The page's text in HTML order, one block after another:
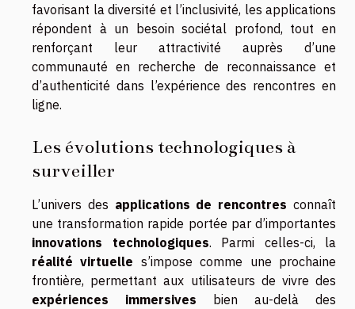
favorisant la diversité et l’inclusivité, les applications
répondent à un besoin sociétal profond, tout en
renforçant leur attractivité auprès d’une
communauté en recherche de reconnaissance et
d’authenticité dans l’expérience des rencontres en
ligne.
Les évolutions technologiques à
surveiller
L’univers des applications de rencontres connaît
une transformation rapide portée par d’importantes
innovations technologiques. Parmi celles-ci, la
réalité virtuelle s’impose comme une prochaine
frontière, permettant aux utilisateurs de vivre des
expériences immersives bien au-delà des